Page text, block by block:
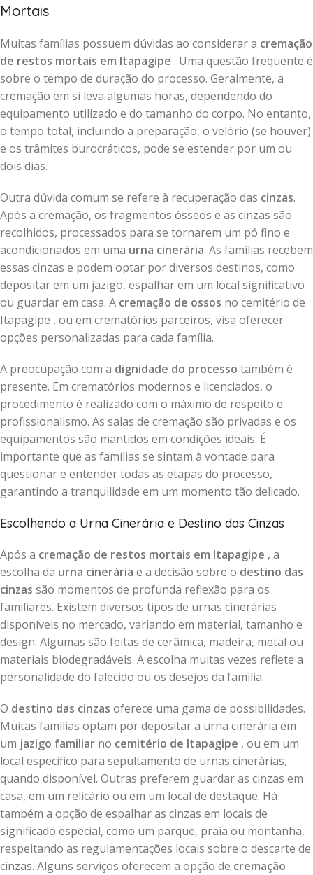
Mortais
Muitas famílias possuem dúvidas ao considerar a cremação
de restos mortais em Itapagipe . Uma questão frequente é
sobre o tempo de duração do processo. Geralmente, a
cremação em si leva algumas horas, dependendo do
equipamento utilizado e do tamanho do corpo. No entanto,
o tempo total, incluindo a preparação, o velório (se houver)
e os trâmites burocráticos, pode se estender por um ou
dois dias.
Outra dúvida comum se refere à recuperação das cinzas.
Após a cremação, os fragmentos ósseos e as cinzas são
recolhidos, processados para se tornarem um pó fino e
acondicionados em uma urna cinerária. As famílias recebem
essas cinzas e podem optar por diversos destinos, como
depositar em um jazigo, espalhar em um local significativo
ou guardar em casa. A cremação de ossos no cemitério de
Itapagipe , ou em crematórios parceiros, visa oferecer
opções personalizadas para cada família.
A preocupação com a dignidade do processo também é
presente. Em crematórios modernos e licenciados, o
procedimento é realizado com o máximo de respeito e
profissionalismo. As salas de cremação são privadas e os
equipamentos são mantidos em condições ideais. É
importante que as famílias se sintam à vontade para
questionar e entender todas as etapas do processo,
garantindo a tranquilidade em um momento tão delicado.
Escolhendo a Urna Cinerária e Destino das Cinzas
Após a cremação de restos mortais em Itapagipe , a
escolha da urna cinerária e a decisão sobre o destino das
cinzas são momentos de profunda reflexão para os
familiares. Existem diversos tipos de urnas cinerárias
disponíveis no mercado, variando em material, tamanho e
design. Algumas são feitas de cerâmica, madeira, metal ou
materiais biodegradáveis. A escolha muitas vezes reflete a
personalidade do falecido ou os desejos da família.
O destino das cinzas oferece uma gama de possibilidades.
Muitas famílias optam por depositar a urna cinerária em
um jazigo familiar no cemitério de Itapagipe , ou em um
local específico para sepultamento de urnas cinerárias,
quando disponível. Outras preferem guardar as cinzas em
casa, em um relicário ou em um local de destaque. Há
também a opção de espalhar as cinzas em locais de
significado especial, como um parque, praia ou montanha,
respeitando as regulamentações locais sobre o descarte de
cinzas. Alguns serviços oferecem a opção de cremação